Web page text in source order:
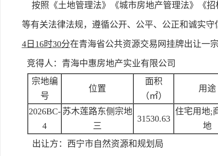
按照《土地管理法》《城市房地产管理法》《
等有关法律法规，遵循公开、公平、公正和诚实守
4日16时30分在青海省公共资源交易网挂牌出让一
竞得人：青海中惠房地产实业有限公司
宗地编
号
位置
面积
（㎡）
用途
2026BC-
4
苏木莲路东侧宗地
三
31530.63
住宅用地;
地
出让方： 西宁市自然资源和规划局